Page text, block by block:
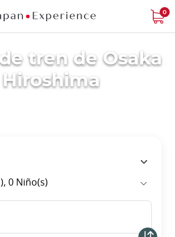
0
tren de Osaka
Hiroshima
0 Niño(s)